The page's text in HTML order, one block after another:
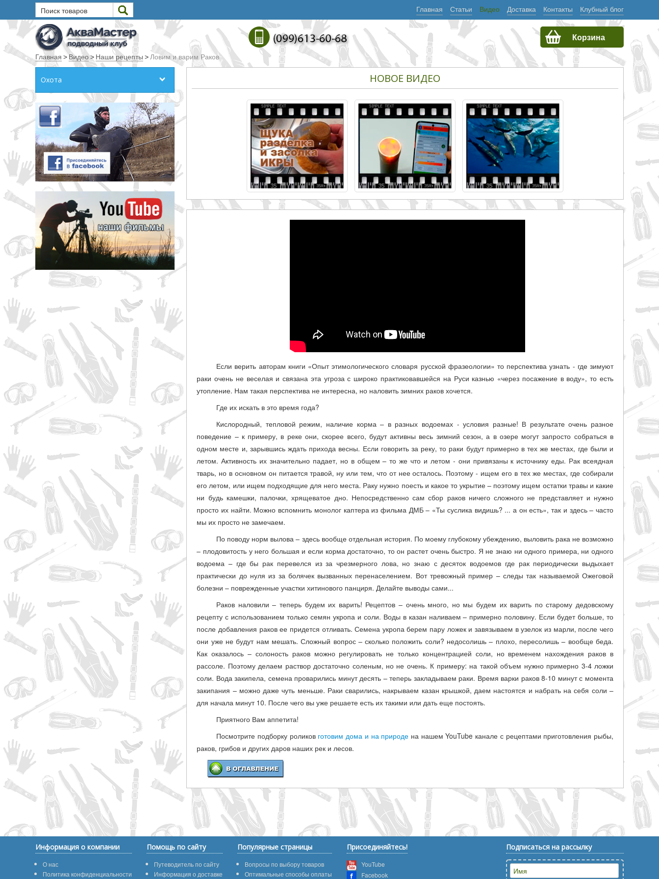
Главная Статьи Видео Доставка Контакты Клубный блог
Поиск товаров
Текст
Все слова
Точное совпадение
Категории
Производитель
_JSHOP_SEARCH_COINS
до
грн
Корзина
Главная >Видео> Наши рецепты > Ловим и варим Раков
Охота НОВОЕ ВИДЕО
Если верить авторам книги «Опыт этимологического словаря русской фразеологии» то перспектива узнать - где зимуют
раки очень не веселая и связана эта угроза с широко практиковавшейся на Руси казнью «через посажение в воду», то есть
утопление. Нам такая перспектива не интересна, но наловить зимних раков хочется.
Где их искать в это время года?
Кислородный, тепловой режим, наличие корма – в разных водоемах - условия разные! В результате очень разное
поведение – к примеру, в реке они, скорее всего, будут активны весь зимний сезон, а в озере могут запросто собраться в
одном месте и, зарывшись ждать прихода весны. Если говорить за реку, то раки будут примерно в тех же местах, где были и
летом. Активность их значительно падает, но в общем – то же что и летом - они привязаны к источнику еды. Рак всеядная
тварь, но в основном он питается травой, ну или тем, что от нее осталось. Поэтому - ищем его в тех же местах, где собирали
его летом, или ищем подходящие для него места. Раку нужно поесть и какое то укрытие – поэтому ищем остатки травы и какие
ни будь камешки, палочки, хрящеватое дно. Непосредственно сам сбор раков ничего сложного не представляет и нужно
просто их найти. Можно вспомнить монолог каптера из фильма ДМБ – «Ты суслика видишь? ... а он есть», так и здесь – часто
мы их просто не замечаем.
По поводу норм вылова – здесь вообще отдельная история. По моему глубокому убеждению, выловить рака не возможно
– плодовитость у него большая и если корма достаточно, то он растет очень быстро. Я не знаю ни одного примера, ни одного
водоема – где бы рак перевелся из за чрезмерного лова, но знаю с десяток водоемов где рак периодически выдыхает
практически до нуля из за болячек вызванных перенаселением. Вот тревожный пример – следы так называемой Ожеговой
болезни – поврежденные участки хитинового панциря. Делайте выводы сами...
Раков наловили – теперь будем их варить! Рецептов – очень много, но мы будем их варить по старому дедовскому
рецепту с использованием только семян укропа и соли. Воды в казан наливаем – примерно половину. Если будет больше, то
после добавления раков ее придется отливать. Семена укропа берем пару ложек и завязываем в узелок из марли, после чего
они уже не будут нам мешать. Сложный вопрос – сколько положить соли? недосолишь – плохо, пересолишь – вообще беда.
Как оказалось – солоность раков можно регулировать не только концентрацией соли, но временем нахождения раков в
рассоле. Поэтому делаем раствор достаточно соленым, но не очень. К примеру: на такой объем нужно примерно 3-4 ложки
соли. Вода закипела, семена проварились минут десять – теперь закладываем раки. Время варки раков 8-10 минут с момента
закипания – можно даже чуть меньше. Раки сварились, накрываем казан крышкой, даем настоятся и набрать на себя соли –
для начала минут 10. После чего вы уже решаете есть их такими или дать еще постоять.
Приятного Вам аппетита!
Посмотрите подборку роликов готовим дома и на природе на нашем YouTube канале с рецептами приготовления рыбы,
раков, грибов и других даров наших рек и лесов.
Информация о компании
О нас
Политика конфиденциальности
Помощь по сайту
Путеводитель по сайту
Информация о доставке
Популярные страницы
Вопросы по выбору товаров
Оптимальные способы оплаты
Присоединяйтесь!
YouTube
Facebook
Подписаться на рассылку